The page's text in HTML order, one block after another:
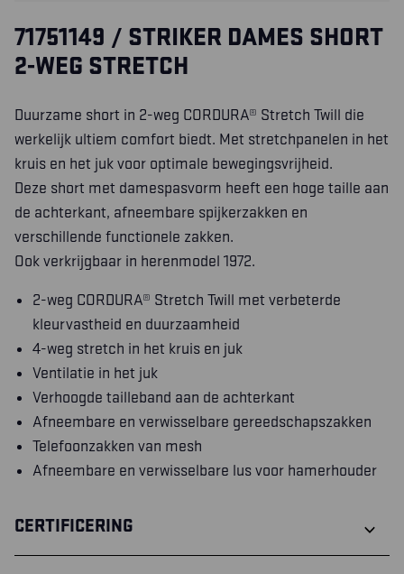
71751149 / STRIKER DAMES SHORT
2-WEG STRETCH
Duurzame short in 2-weg CORDURA® Stretch Twill die
werkelijk ultiem comfort biedt. Met stretchpanelen in het
kruis en het juk voor optimale bewegingsvrijheid.
Deze short met damespasvorm heeft een hoge taille aan
de achterkant, afneembare spijkerzakken en
verschillende functionele zakken.
Ook verkrijgbaar in herenmodel 1972.
2-weg CORDURA® Stretch Twill met verbeterde
kleurvastheid en duurzaamheid
4-weg stretch in het kruis en juk
Ventilatie in het juk
Verhoogde tailleband aan de achterkant
Afneembare en verwisselbare gereedschapszakken
Telefoonzakken van mesh
Afneembare en verwisselbare lus voor hamerhouder
CERTIFICERING